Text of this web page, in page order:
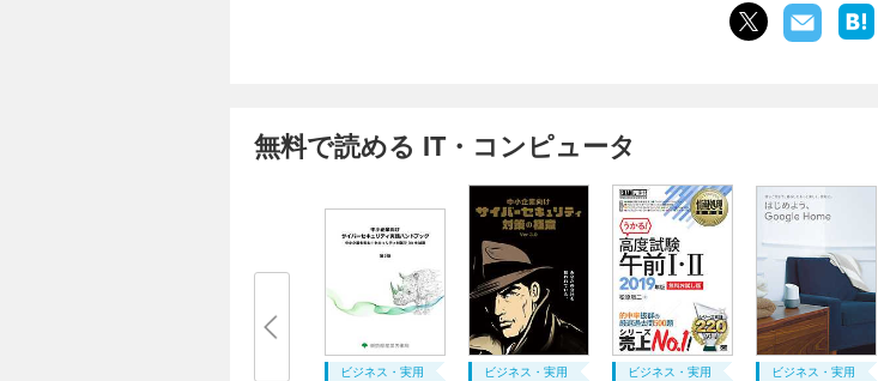
無料で読める IT・コンピュータ
ビジネス・実用 ビジネス・実用 ビジネス・実用 ビジネス・実用